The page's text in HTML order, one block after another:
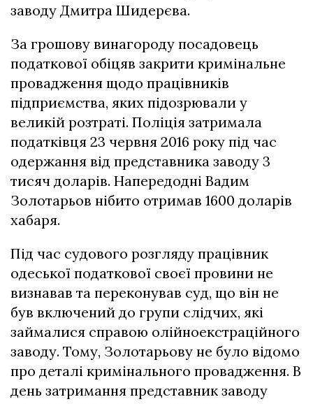
заводу Дмитра Шидерєва.
За грошову винагороду посадовець
податкової обіцяв закрити кримінальне
провадження щодо працівників
підприємства, яких підозрювали у
великій розтраті. Поліція затримала
податківця 23 червня 2016 року під час
одержання від представника заводу 3
тисяч доларів. Напередодні Вадим
Золотарьов нібито отримав 1600 доларів
хабаря.
Під час судового розгляду працівник
одеської податкової своєї провини не
визнавав та переконував суд, що він не
був включений до групи слідчих, які
займалися справою олійноекстраційного
заводу. Тому, Золотарьову не було відомо
про деталі кримінального провадження. В
день затримання представник заводу